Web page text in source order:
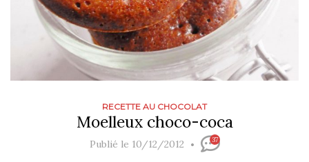
RECETTE AU CHOCOLAT
Moelleux choco-coca
Publié le 10/12/2012 37